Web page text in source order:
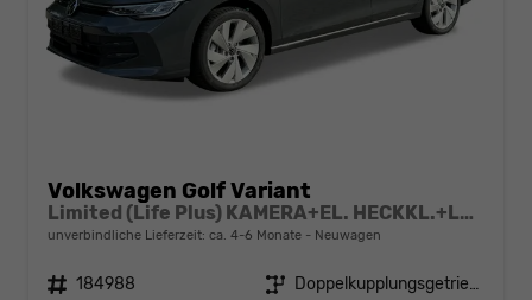
Volkswagen Golf Variant
Limited (Life Plus) KAMERA+EL. HECKKL.+LED+17" ALU+ACC
unverbindliche Lieferzeit: ca. 4-6 Monate Neuwagen
Fahrzeugnr. 184988 Getriebe
Doppelkupplungsgetriebe (DSG)